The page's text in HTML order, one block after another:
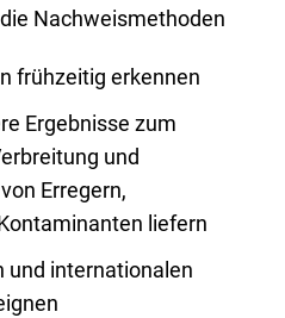
Nachweismethoden
frühzeitig erkennen
Ergebnisse zum
und
Erregern,
liefern
und internationalen